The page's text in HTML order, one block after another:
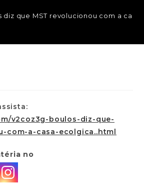
diz que MST revolucionou com a
v2coz3g-boulos-diz-que-
com-a-casa-ecolgica..html
no